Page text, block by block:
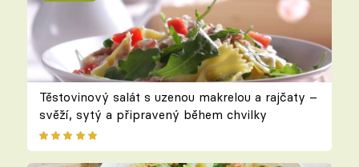
Těstovinový salát s uzenou makrelou a rajčaty –
svěží, sytý a připravený během chvilky